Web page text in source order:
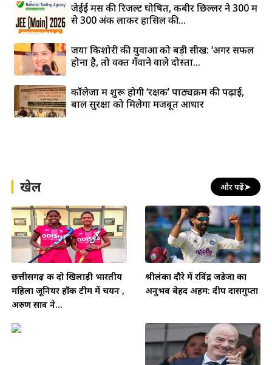
जेईई मेंस की रिजल्ट घोषित, कबीर छिल्लर ने 300 में
से 300 अंक लाकर हासिल की...
जया किशोरी की युवाओं को बड़ी सीख: ‘अगर सफल
होना है, तो वक्त गँवाने वाले दोस्तों...
कॉलेजों में शुरू होगी ‘रक्षक’ पाठ्यक्रम की पढ़ाई,
बाल सुरक्षा को मिलेगा मजबूत आधार
खेल और पढ़ें➤
छत्तीसगढ़ की दो खिलाड़ी भारतीय
महिला जूनियर हॉकी टीम में चयन ,
अरुण साव ने...
श्रीलंका दौरे में रविंद्र जडेजा का
अनुभव बेहद अहम: दीप दासगुप्ता